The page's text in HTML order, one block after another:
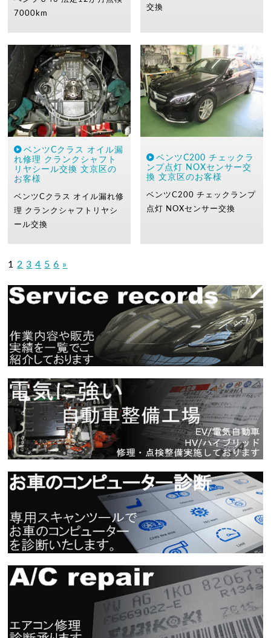
7000km
交換
ベンツCクラス オイル漏
れ修理 クランクシャフト
リヤシール交換 文京区の
お客様
ベンツCクラス オイル漏れ修
理 クランクシャフトリヤシ
ール交換
ベンツC200 チェックラ
ンプ点灯 NOXセンサー交
換 文京区のお客様
ベンツC200チェックランプ
点灯 NOXセンサー交換
1 2 3 4 5 6 »